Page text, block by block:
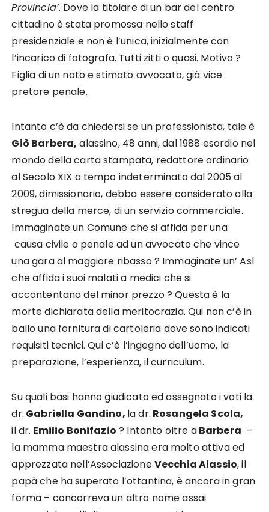
Provincia’. Dove la titolare di un bar del centro
cittadino è stata promossa nello staff
presidenziale e non è l’unica, inizialmente con
l’incarico di fotografa. Tutti zitti o quasi. Motivo ?
Figlia di un noto e stimato avvocato, già vice
pretore penale.
Intanto c’è da chiedersi se un professionista, tale è
Giò Barbera, alassino, 48 anni, dal 1988 esordio nel
mondo della carta stampata, redattore ordinario
al Secolo XIX a tempo indeterminato dal 2005 al
2009, dimissionario, debba essere considerato alla
stregua della merce, di un servizio commerciale.
Immaginate un Comune che si affida per una
causa civile o penale ad un avvocato che vince
una gara al maggiore ribasso ? Immaginate un’ Asl
che affida i suoi malati a medici che si
accontentano del minor prezzo ? Questa è la
morte dichiarata della meritocrazia. Qui non c’è in
ballo una fornitura di cartoleria dove sono indicati
requisiti tecnici. Qui c’è l’ingegno dell’uomo, la
preparazione, l’esperienza, il curriculum.
Su quali basi hanno giudicato ed assegnato i voti la
dr. Gabriella Gandino, la dr. Rosangela Scola,
il dr. Emilio Bonifazio ? Intanto oltre aBarbera –
la mamma maestra alassina era molto attiva ed
apprezzata nell’AssociazioneVecchia Alassio, il
papà che ha superato l’ottantina, è ancora in gran
forma – concorreva un altro nome assai